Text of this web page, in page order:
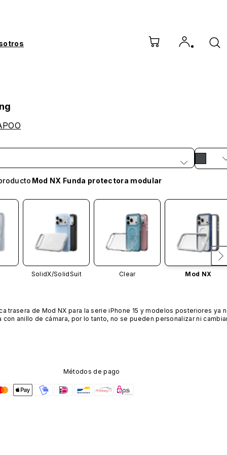
Mod NX Funda protectora modular
SolidX/SolidSuit Clear Mod NX
trasera de Mod NX para la serie iPhone 15 y modelos posteriores ya
con anillo de cámara, por lo tanto, no se pueden personalizar ni
Métodos de pago